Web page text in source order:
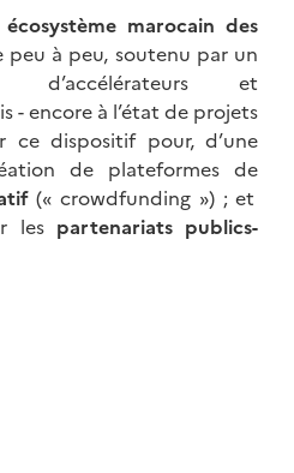
écosystème marocain des
peu à peu, soutenu par un
d’accélérateurs et
- encore à l’état de projets
ce dispositif pour, d’une
de plateformes de
(« crowdfunding ») ; et
les partenariats publics-